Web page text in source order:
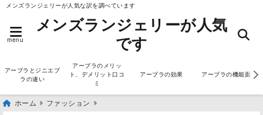
メンズランジェリーが人気な訳を調べています
menu
メンズランジェリーが人気
です
アーブラとジニエブ
ラの違い
アーブラのメリッ
ト、デメリット口コ
ミ
アーブラの効果 アーブラの機能面
ホーム ファッション